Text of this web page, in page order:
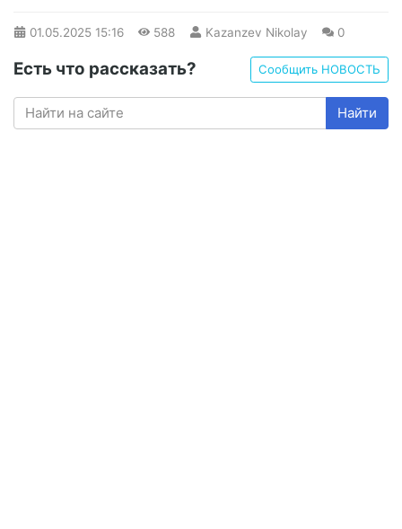
01.05.2025 15:16 588 Kazanzev Nikolay 0
Есть что рассказать? Сообщить НОВОСТЬ
Найти